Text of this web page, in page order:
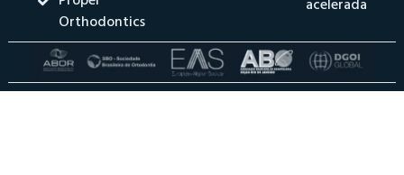
Orthodontics
acelerada